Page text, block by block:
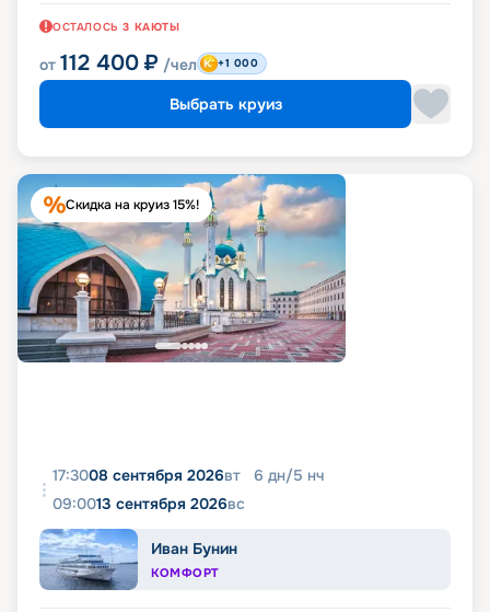
ОСТАЛОСЬ 3 КАЮТЫ
от 112 400 ₽ /чел +1 000
Выбрать круиз
Скидка на круиз 15%!
17:3008 сентября 2026вт 6 дн/5 нч
09:0013 сентября 2026вс
Иван Бунин
КОМФОРТ